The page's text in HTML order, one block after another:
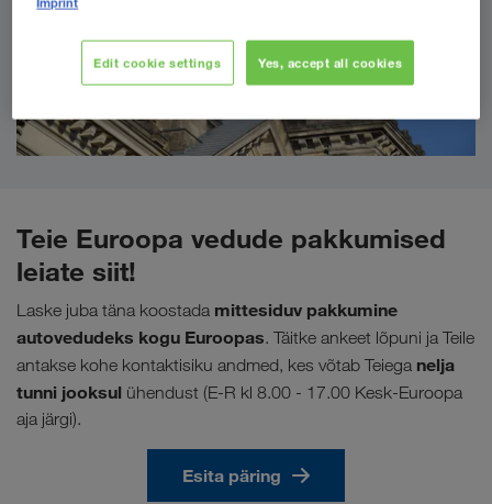
Teie Euroopa vedude pakkumised
leiate siit!
Laske juba täna koostada mittesiduv pakkumine
autovedudeks kogu Euroopas. Täitke ankeet lõpuni ja Teile
antakse kohe kontaktisiku andmed, kes võtab Teiega nelja
tunni jooksul ühendust (E-R kl 8.00 - 17.00 Kesk-Euroopa
aja järgi).
Esita päring
Edit cookie settings Yes, accept all cookies